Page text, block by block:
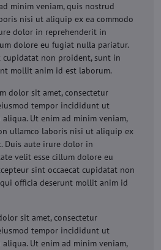
minim veniam, quis nostrud
nisi ut aliquip ex ea commodo
dolor in reprehenderit in
dolore eu fugiat nulla pariatur.
cupidatat non proident, sunt in
mollit anim id est laborum.
dolor sit amet, consectetur
tempor incididunt ut
Ut enim ad minim veniam,
ullamco laboris nisi ut aliquip ex
Duis aute irure dolor in
velit esse cillum dolore eu
sint occaecat cupidatat non
officia deserunt mollit anim id
sit amet, consectetur
tempor incididunt ut
Ut enim ad minim veniam,